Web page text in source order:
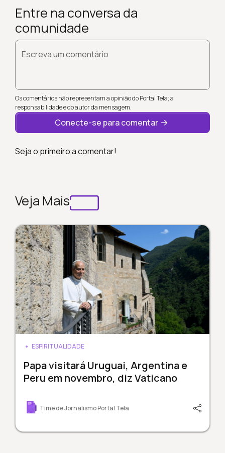
Entre na conversa da
comunidade
Escreva um comentário
Os comentários não representam a opinião do Portal Tela; a
responsabilidade é do autor da mensagem.
Conecte-se para comentar
Seja o primeiro a comentar!
Veja Mais
ESPIRITUALIDADE
Papa visitará Uruguai, Argentina e
Peru em novembro, diz Vaticano
Time de Jornalismo Portal Tela